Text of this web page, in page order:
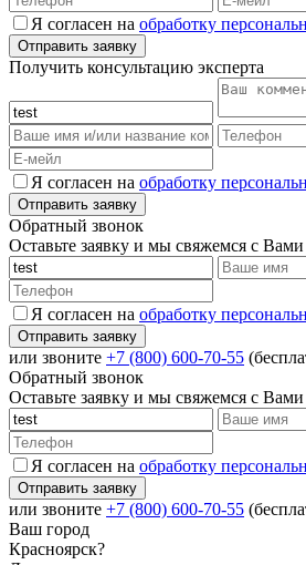
Я согласен на обработку
Получить консультацию эксперта
Я согласен на обработку
Обратный звонок
Оставьте заявку и мы свяжемся с
Я согласен на обработку
или звоните +7 (800) 600-70-55
Обратный звонок
Оставьте заявку и мы свяжемся с
Я согласен на обработку
или звоните +7 (800) 600-70-55
Ваш город
Красноярск?